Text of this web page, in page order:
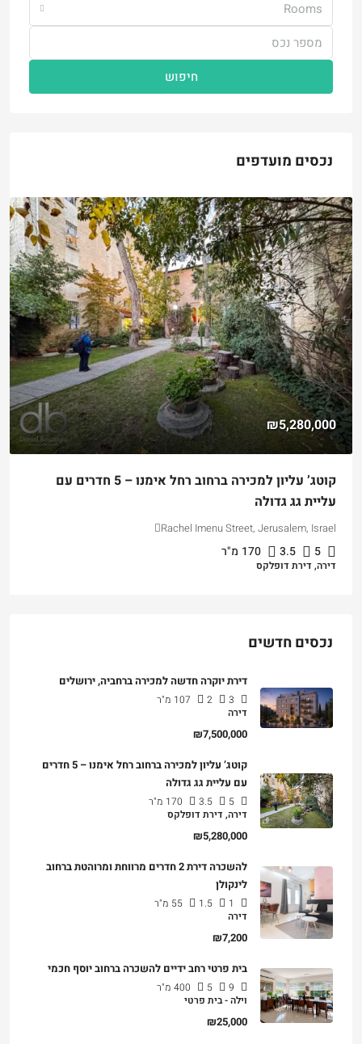
Rooms
חיפוש
נכסים מועדפים
₪5,280,000
קוטג’ עליון למכירה ברחוב רחל אימנו – 5 חדרים עם
עליית גג גדולה
Rachel Imenu Street, Jerusalem, Israel
5
3.5
170מ"ר
דירה, דירת דופלקס
נכסים חדשים
דירת יוקרה חדשה למכירה ברחביה, ירושלים
3
2
107
מ"ר
דירה
₪7,500,000
קוטג’ עליון למכירה ברחוב רחל אימנו – 5 חדרים
עם עליית גג גדולה
5
3.5
170
מ"ר
דירה, דירת דופלקס
₪5,280,000
להשכרה דירת 2 חדרים מרווחת ומרוהטת ברחוב
לינקולן
1
1.5
55 מ"ר
דירה
₪7,200
בית פרטי רחב ידיים להשכרה ברחוב יוסף חכמי
9
5
400
מ"ר
וילה - בית פרטי
₪25,000